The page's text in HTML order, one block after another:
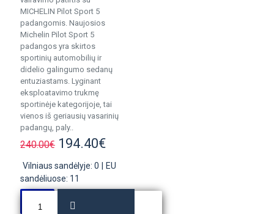
MICHELIN Pilot Sport 5
padangomis. Naujosios
Michelin Pilot Sport 5
padangos yra skirtos
sportinių automobilių ir
didelio galingumo sedanų
entuziastams. Lyginant
eksploatavimo trukmę
sportinėje kategorijoje, tai
vienos iš geriausių vasarinių
padangų, paly..
240.00€ 194.40€
Vilniaus sandėlyje: 0
EU
sandėliuose: 11